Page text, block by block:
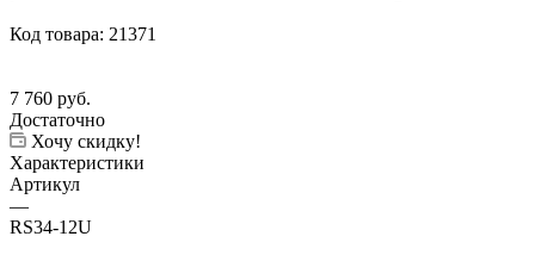
Код товара: 21371
7 760 руб.
Достаточно
Хочу скидку!
Характеристики
Артикул
—
RS34-12U